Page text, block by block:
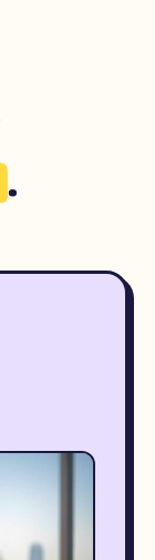
.